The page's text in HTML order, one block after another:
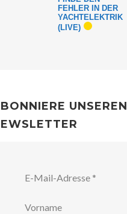
FEHLER IN DER
YACHTELEKTRIK
(LIVE)
UNSEREN